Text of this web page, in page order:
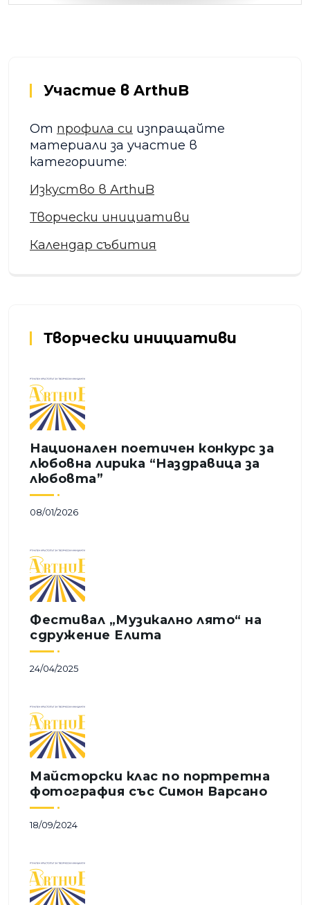
Участие в ArthuB
От профила си изпращайте
материали за участие в
категориите:
Изкуство в ArthuB
Творчески инициативи
Календар събития
Творчески инициативи
Национален поетичен конкурс за
любовна лирика “Наздравица за
любовта”
08/01/2026
Фестивал „Музикално лято“ на
сдружение Елита
24/04/2025
Майсторски клас по портретна
фотография със Симон Варсано
18/09/2024